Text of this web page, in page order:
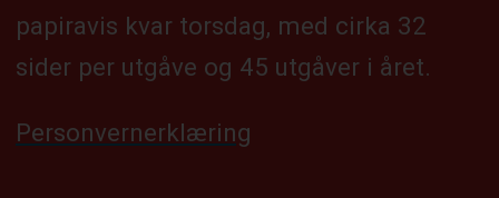
papiravis kvar torsdag, med cirka 32
sider per utgåve og 45 utgåver i året.
Personvernerklæring